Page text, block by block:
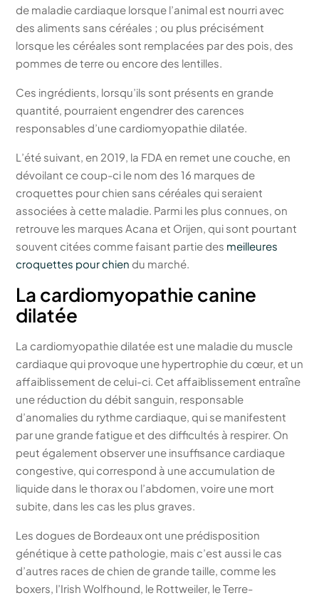
de maladie cardiaque lorsque l’animal est nourri avec
des aliments sans céréales ; ou plus précisément
lorsque les céréales sont remplacées par des pois, des
pommes de terre ou encore des lentilles.
Ces ingrédients, lorsqu’ils sont présents en grande
quantité, pourraient engendrer des carences
responsables d’une cardiomyopathie dilatée.
L’été suivant, en 2019, la FDA en remet une couche, en
dévoilant ce coup-ci le nom des 16 marques de
croquettes pour chien sans céréales qui seraient
associées à cette maladie. Parmi les plus connues, on
retrouve les marques Acana et Orijen, qui sont pourtant
souvent citées comme faisant partie des meilleures
croquettes pour chien du marché.
La cardiomyopathie canine
dilatée
La cardiomyopathie dilatée est une maladie du muscle
cardiaque qui provoque une hypertrophie du cœur, et un
affaiblissement de celui-ci. Cet affaiblissement entraîne
une réduction du débit sanguin, responsable
d’anomalies du rythme cardiaque, qui se manifestent
par une grande fatigue et des difficultés à respirer. On
peut également observer une insuffisance cardiaque
congestive, qui correspond à une accumulation de
liquide dans le thorax ou l’abdomen, voire une mort
subite, dans les cas les plus graves.
Les dogues de Bordeaux ont une prédisposition
génétique à cette pathologie, mais c’est aussi le cas
d’autres races de chien de grande taille, comme les
boxers, l’Irish Wolfhound, le Rottweiler, le Terre-